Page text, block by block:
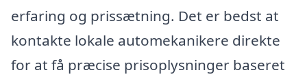
erfaring og prissætning. Det er bedst at
kontakte lokale automekanikere direkte
for at få præcise prisoplysninger baseret